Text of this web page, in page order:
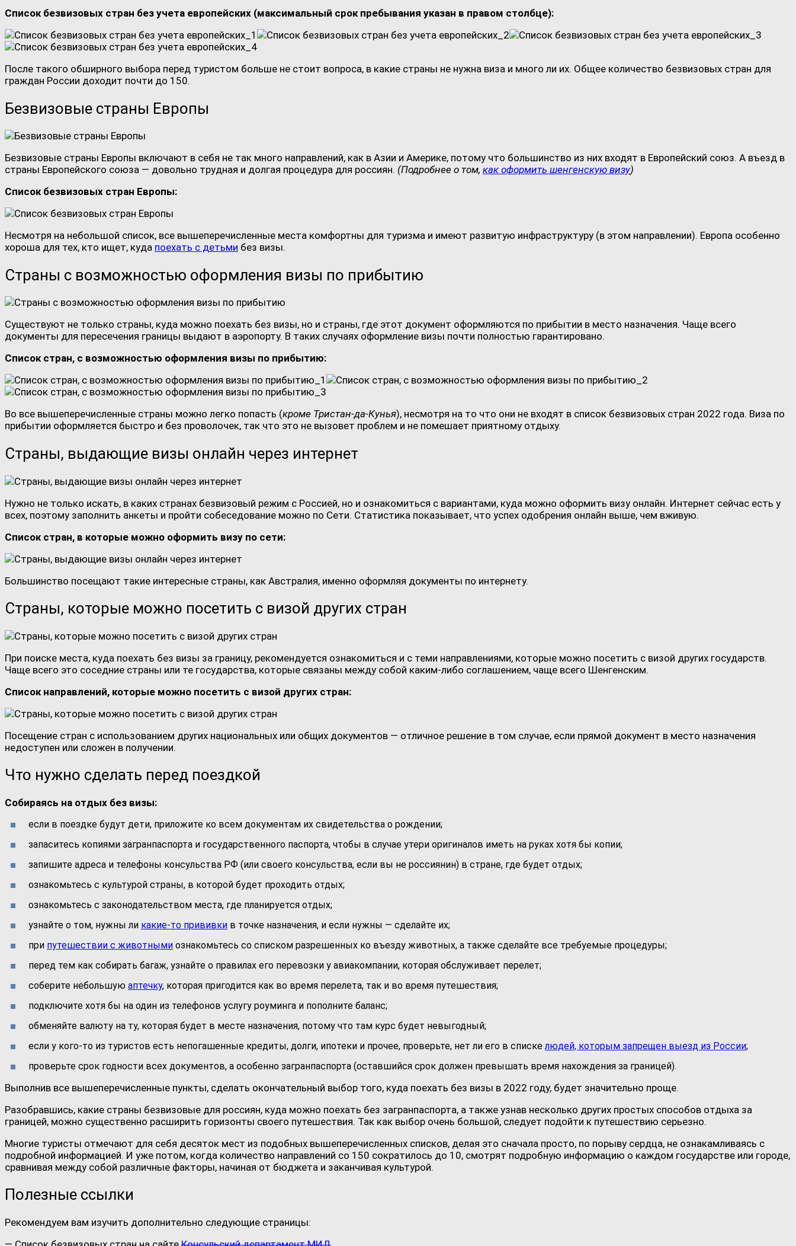
Список безвизовых стран без учета европейских (максимальный срок пребывания указан в правом столбце):
После такого обширного выбора перед туристом больше не стоит вопроса, в какие страны не нужна виза и много ли их. Общее количество безвизовых стран для
граждан России доходит почти до 150.
Безвизовые страны Европы
Безвизовые страны Европы включают в себя не так много направлений, как в Азии и Америке, потому что большинство из них входят в Европейский союз. А въезд в
страны Европейского союза — довольно трудная и долгая процедура для россиян. (Подробнее о том, как оформить шенгенскую визу)
Список безвизовых стран Европы:
Несмотря на небольшой список, все вышеперечисленные места комфортны для туризма и имеют развитую инфраструктуру (в этом направлении). Европа особенно
хороша для тех, кто ищет, куда поехать с детьми без визы.
Страны с возможностью оформления визы по прибытию
Существуют не только страны, куда можно поехать без визы, но и страны, где этот документ оформляются по прибытии в место назначения. Чаще всего
документы для пересечения границы выдают в аэропорту. В таких случаях оформление визы почти полностью гарантировано.
Список стран, с возможностью оформления визы по прибытию:
Во все вышеперечисленные страны можно легко попасть (кроме Тристан-да-Кунья), несмотря на то что они не входят в список безвизовых стран 2022 года. Виза по
прибытии оформляется быстро и без проволочек, так что это не вызовет проблем и не помешает приятному отдыху.
Страны, выдающие визы онлайн через интернет
Нужно не только искать, в каких странах безвизовый режим с Россией, но и ознакомиться с вариантами, куда можно оформить визу онлайн. Интернет сейчас есть у
всех, поэтому заполнить анкеты и пройти собеседование можно по Сети. Статистика показывает, что успех одобрения онлайн выше, чем вживую.
Список стран, в которые можно оформить визу по сети:
Большинство посещают такие интересные страны, как Австралия, именно оформляя документы по интернету.
Страны, которые можно посетить с визой других стран
При поиске места, куда поехать без визы за границу, рекомендуется ознакомиться и с теми направлениями, которые можно посетить с визой других государств.
Чаще всего это соседние страны или те государства, которые связаны между собой каким-либо соглашением, чаще всего Шенгенским.
Список направлений, которые можно посетить с визой других стран:
Посещение стран с использованием других национальных или общих документов — отличное решение в том случае, если прямой документ в место назначения
недоступен или сложен в получении.
Что нужно сделать перед поездкой
Собираясь на отдых без визы:
если в поездке будут дети, приложите ко всем документам их свидетельства о рождении;
запаситесь копиями загранпаспорта и государственного паспорта, чтобы в случае утери оригиналов иметь на руках хотя бы копии;
запишите адреса и телефоны консульства РФ (или своего консульства, если вы не россиянин) в стране, где будет отдых;
ознакомьтесь с культурой страны, в которой будет проходить отдых;
ознакомьтесь с законодательством места, где планируется отдых;
узнайте о том, нужны ли какие-то прививки в точке назначения, и если нужны — сделайте их;
при путешествии с животными ознакомьтесь со списком разрешенных ко въезду животных, а также сделайте все требуемые процедуры;
перед тем как собирать багаж, узнайте о правилах его перевозки у авиакомпании, которая обслуживает перелет;
соберите небольшую аптечку, которая пригодится как во время перелета, так и во время путешествия;
подключите хотя бы на один из телефонов услугу роуминга и пополните баланс;
обменяйте валюту на ту, которая будет в месте назначения, потому что там курс будет невыгодный;
если у кого-то из туристов есть непогашенные кредиты, долги, ипотеки и прочее, проверьте, нет ли его в спискелюдей, которым запрещен выезд из России;
проверьте срок годности всех документов, а особенно загранпаспорта (оставшийся срок должен превышать время нахождения за границей).
Выполнив все вышеперечисленные пункты, сделать окончательный выбор того, куда поехать без визы в 2022 году, будет значительно проще.
Разобравшись, какие страны безвизовые для россиян, куда можно поехать без загранпаспорта, а также узнав несколько других простых способов отдыха за
границей, можно существенно расширить горизонты своего путешествия. Так как выбор очень большой, следует подойти к путешествию серьезно.
Многие туристы отмечают для себя десяток мест из подобных вышеперечисленных списков, делая это сначала просто, по порыву сердца, не ознакамливаясь с
подробной информацией. И уже потом, когда количество направлений со 150 сократилось до 10, смотрят подробную информацию о каждом государстве или городе,
сравнивая между собой различные факторы, начиная от бюджета и заканчивая культурой.
Полезные ссылки
Рекомендуем вам изучить дополнительно следующие страницы: